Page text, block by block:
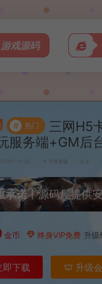
游戏源码
# 热门
三网H5
服务端+GM后
2021-11-22 手游资源 0
承诺丨源码屋提供
金币 终身VIP免费 升级
即下载 升级